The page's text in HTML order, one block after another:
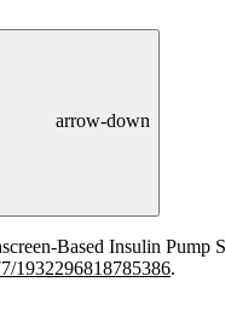
arrow-down
Based Insulin
1932296818785386.